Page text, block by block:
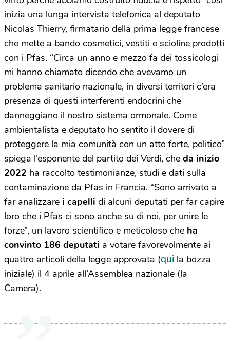
inizia una lunga intervista telefonica al deputato
Nicolas Thierry, firmatario della prima legge francese
che mette a bando cosmetici, vestiti e scioline prodotti
con i Pfas. “Circa un anno e mezzo fa dei tossicologi
mi hanno chiamato dicendo che avevamo un
problema sanitario nazionale, in diversi territori c’era
presenza di questi interferenti endocrini che
danneggiano il nostro sistema ormonale. Come
ambientalista e deputato ho sentito il dovere di
proteggere la mia comunità con un atto forte, politico”
spiega l’esponente del partito dei Verdi, che da inizio
2022 ha raccolto testimonianze, studi e dati sulla
contaminazione da Pfas in Francia. “Sono arrivato a
far analizzare i capelli di alcuni deputati per far capire
loro che i Pfas ci sono anche su di noi, per unire le
forze”, un lavoro scientifico e meticoloso che ha
convinto 186 deputati a votare favorevolmente ai
quattro articoli della legge approvata (qui la bozza
iniziale) il 4 aprile all’Assemblea nazionale (la
Camera).